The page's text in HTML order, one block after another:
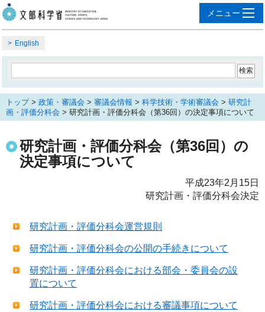
English
トップ> 政策・審議会 > 審議会情報 > 科学技術・学術審議会 > 研究計
画・評価分科会 > 研究計画・評価分科会（第36回）の決定事項について
研究計画・評価分科会（第36回）の
決定事項について
平成23年2月15日
研究計画・評価分科会決定
研究計画・評価分科会運営規則
研究計画・評価分科会の公開の手続きについて
研究計画・評価分科会における部会・委員会の設
置について
研究計画・評価分科会における審議事項について